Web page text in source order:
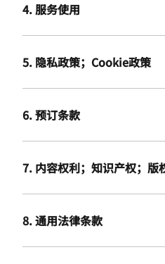
4. 服务使用
5. 隐私政策；Cookie政策
6. 预订条款
7. 内容权利；知识产权；版
8. 通用法律条款